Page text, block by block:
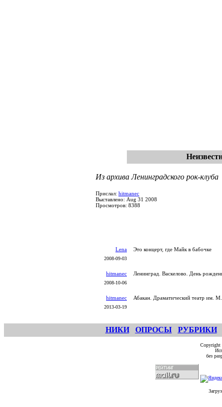
Из архива Ленинградского рок-клуба
Прислал: hitmanec
Выставлено: Aug 31 2008
Просмотров: 8388
Lena
2008-09-03
Это концерт, где Майк в бабочке
hitmanec
2008-10-06
Ленинград. Васкелово. День
hitmanec
2013-03-19
Абакан. Драматический театр им.
НИКИ ОПРОСЫ РУБРИКИ
без